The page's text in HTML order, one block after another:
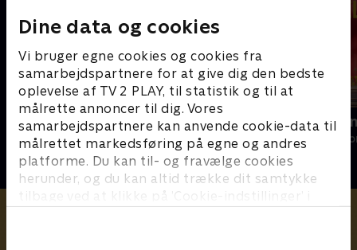
Dine data og cookies
Vi bruger egne cookies og cookies fra
samarbejdspartnere for at give dig den bedste
oplevelse af TV 2 PLAY, til statistik og til at
målrette annoncer til dig. Vores
samarbejdspartnere kan anvende cookie-data til
målrettet markedsføring på egne og andres
platforme. Du kan til- og fravælge cookies
herunder, og du kan altid trække dit samtykke
tilbage ved at klikke på ’Cookie-indstillinger’ i
Hvem byder bedst?
Livsstil • 6 sæsoner
Linde på
Livsstil • 5